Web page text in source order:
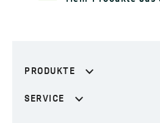
PRODUKTE
SERVICE